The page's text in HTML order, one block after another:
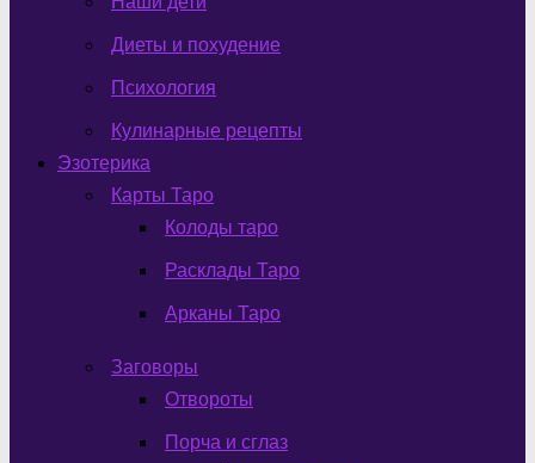
Диеты и похудение
Психология
Кулинарные рецепты
Эзотерика
Карты Таро
Колоды таро
Расклады Таро
Арканы Таро
Заговоры
Отвороты
Порча и сглаз